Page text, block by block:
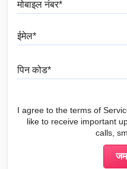
I agree to the terms of
like to receive important
calls,